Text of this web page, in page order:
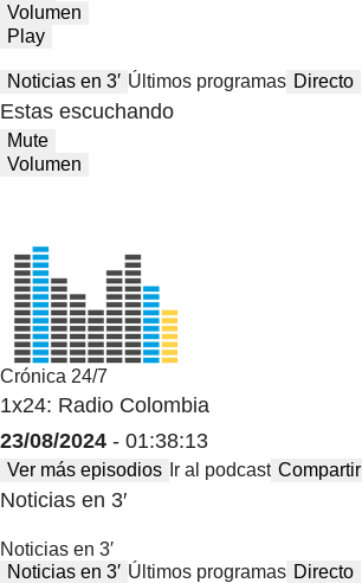
Volumen
Play
Noticias en 3′ Últimos programas Directo
Estas escuchando
Mute
Volumen
Crónica 24/7
1x24: Radio Colombia
23/08/2024 - 01:38:13
Ver más episodios Ir al podcast Compartir
Noticias en 3′
Noticias en 3′
Noticias en 3′ Últimos programas Directo